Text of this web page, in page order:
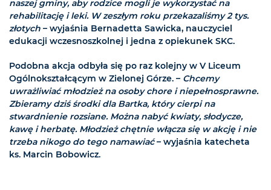
naszej gminy, aby rodzice mogli je wykorzystać na
rehabilitację i leki. W zeszłym roku przekazaliśmy 2 tys.
złotych – wyjaśnia Bernadetta Sawicka, nauczyciel
edukacji wczesnoszkolnej i jedna z opiekunek SKC.
Podobna akcja odbyła się po raz kolejny w V Liceum
Ogólnokształcącym w Zielonej Górze. – Chcemy
uwrażliwiać młodzież na osoby chore i niepełnosprawne.
Zbieramy dziś środki dla Bartka, który cierpi na
stwardnienie rozsiane. Można nabyć kwiaty, słodycze,
kawę i herbatę. Młodzież chętnie włącza się w akcję i nie
trzeba nikogo do tego namawiać– wyjaśnia katecheta
ks. Marcin Bobowicz.